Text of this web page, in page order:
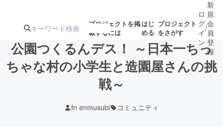
プロジェクトを掲
載するには
はじ
める
プロジェクト
をさがす
注目の新着プロ募集終了が近いプ
ロ
グ
イ
ン
/
新
規
会
員
登
録
公園つくるんデス！ ～日本一ちっ
ちゃな村の小学生と造園屋さんの挑
戦～
fn enmusubi コミュニティ